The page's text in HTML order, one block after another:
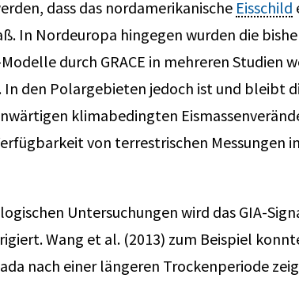
dass das nordamerikanische Eisschild
In Nordeuropa hingegen wurden die
durch GRACE in mehreren
In den Polargebieten jedoch ist und bleibt
klimabedingten
von terrestrischen Messungen
Untersuchungen wird das GIA-
Wang et al. (2013) zum Beispiel
nach einer längeren Trockenperiode